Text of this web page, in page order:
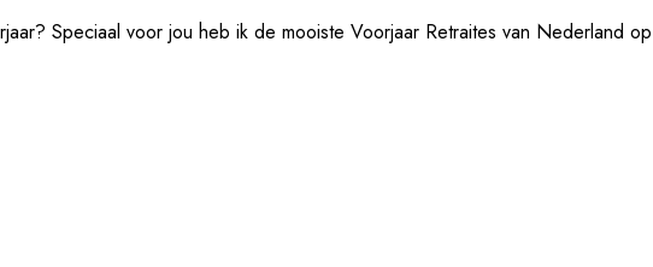
Speciaal voor jou heb ik de mooiste Voorjaar Retraites van Nederland